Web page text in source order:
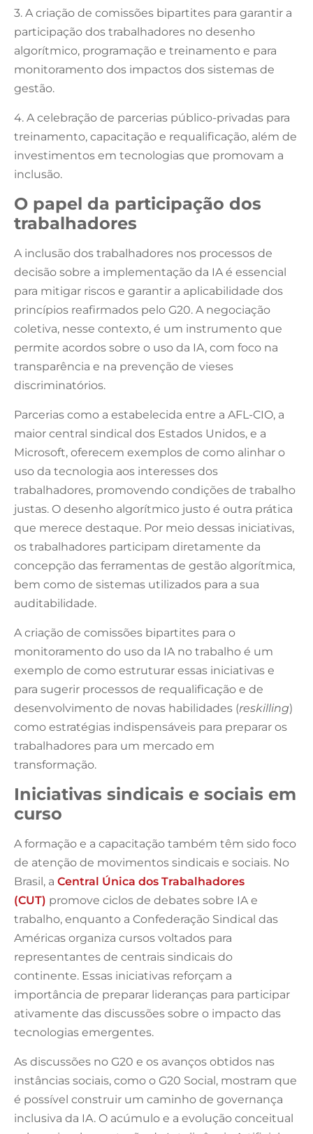
3. A criação de comissões bipartites para garantir a
participação dos trabalhadores no desenho
algorítmico, programação e treinamento e para
monitoramento dos impactos dos sistemas de
gestão.
4. A celebração de parcerias público-privadas para
treinamento, capacitação e requalificação, além de
investimentos em tecnologias que promovam a
inclusão.
O papel da participação dos
trabalhadores
A inclusão dos trabalhadores nos processos de
decisão sobre a implementação da IA é essencial
para mitigar riscos e garantir a aplicabilidade dos
princípios reafirmados pelo G20. A negociação
coletiva, nesse contexto, é um instrumento que
permite acordos sobre o uso da IA, com foco na
transparência e na prevenção de vieses
discriminatórios.
Parcerias como a estabelecida entre a AFL-CIO, a
maior central sindical dos Estados Unidos, e a
Microsoft, oferecem exemplos de como alinhar o
uso da tecnologia aos interesses dos
trabalhadores, promovendo condições de trabalho
justas. O desenho algorítmico justo é outra prática
que merece destaque. Por meio dessas iniciativas,
os trabalhadores participam diretamente da
concepção das ferramentas de gestão algorítmica,
bem como de sistemas utilizados para a sua
auditabilidade.
A criação de comissões bipartites para o
monitoramento do uso da IA no trabalho é um
exemplo de como estruturar essas iniciativas e
para sugerir processos de requalificação e de
desenvolvimento de novas habilidades (reskilling)
como estratégias indispensáveis para preparar os
trabalhadores para um mercado em
transformação.
Iniciativas sindicais e sociais em
curso
A formação e a capacitação também têm sido foco
de atenção de movimentos sindicais e sociais. No
Brasil, a Central Única dos Trabalhadores
(CUT) promove ciclos de debates sobre IA e
trabalho, enquanto a Confederação Sindical das
Américas organiza cursos voltados para
representantes de centrais sindicais do
continente. Essas iniciativas reforçam a
importância de preparar lideranças para participar
ativamente das discussões sobre o impacto das
tecnologias emergentes.
As discussões no G20 e os avanços obtidos nas
instâncias sociais, como o G20 Social, mostram que
é possível construir um caminho de governança
inclusiva da IA. O acúmulo e a evolução conceitual